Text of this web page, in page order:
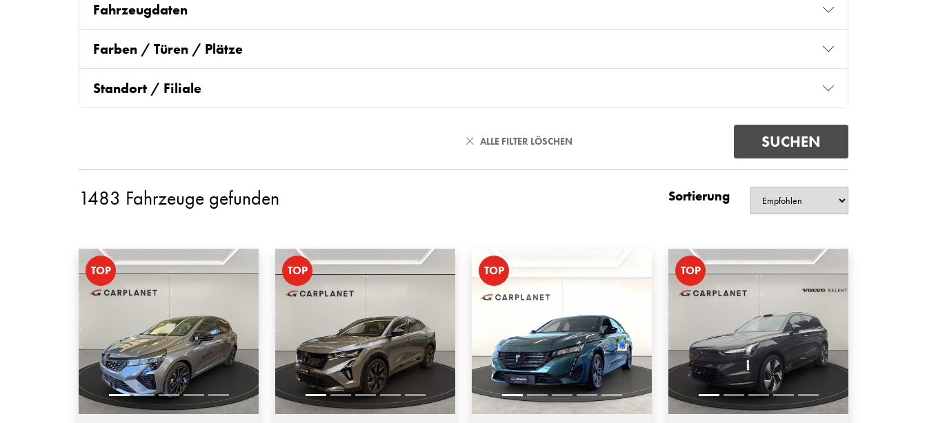
Fahrzeugdaten
Farben / Türen / Plätze
Standort / Filiale
ALLE FILTER LÖSCHEN
1483 Fahrzeuge gefunden Sortierung
TOP TOP TOP TOP